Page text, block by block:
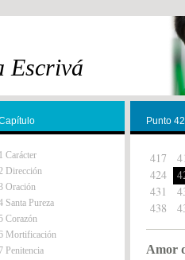
Escrivá
1 Carácter
Dirección
Oración
Santa Pureza
Corazón
Mortificación
7 Penitencia
Punto
417
424
431
438
Amor